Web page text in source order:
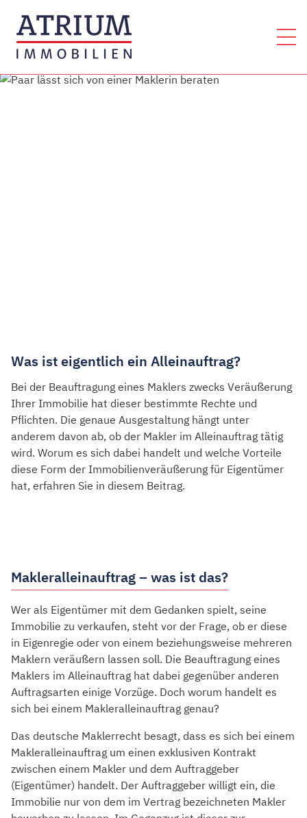
Immobilie vermieten
Diskrete Vermarktung
Neues Maklergesetz
Tipps für einen Privatverkauf
Käuferfinder
Gutachten
Neubauimmobilien
Das Unternehmen
Team
Aktuelles aus der Region
Referenzen
Downloads
Ratgeber
Checklisten
Kontakt
Was ist eigentlich ein Alleinauftrag?
Bei der Beauftragung eines Maklers zwecks Veräußerung
Ihrer Immobilie hat dieser bestimmte Rechte und
Pflichten. Die genaue Ausgestaltung hängt unter
anderem davon ab, ob der Makler im Alleinauftrag tätig
wird. Worum es sich dabei handelt und welche Vorteile
diese Form der Immobilienveräußerung für Eigentümer
hat, erfahren Sie in diesem Beitrag.
Makleralleinauftrag – was ist das?
Wer als Eigentümer mit dem Gedanken spielt, seine
Immobilie zu verkaufen, steht vor der Frage, ob er diese
in Eigenregie oder von einem beziehungsweise mehreren
Maklern veräußern lassen soll. Die Beauftragung eines
Maklers im Alleinauftrag hat dabei gegenüber anderen
Auftragsarten einige Vorzüge. Doch worum handelt es
sich bei einem Makleralleinauftrag genau?
Das deutsche Maklerrecht besagt, dass es sich bei einem
Makleralleinauftrag um einen exklusiven Kontrakt
zwischen einem Makler und dem Auftraggeber
(Eigentümer) handelt. Der Auftraggeber willigt ein, die
Immobilie nur von dem im Vertrag bezeichneten Makler